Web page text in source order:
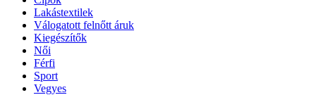
Lakástextilek
Válogatott felnőtt áruk
Kiegészítők
Női
Férfi
Sport
Vegyes